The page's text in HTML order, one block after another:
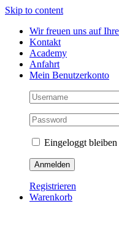
Skip to content
Wir freuen uns auf
Kontakt
Academy
Anfahrt
Mein Benutzerkonto
Eingeloggt bleiben
Registrieren
Warenkorb